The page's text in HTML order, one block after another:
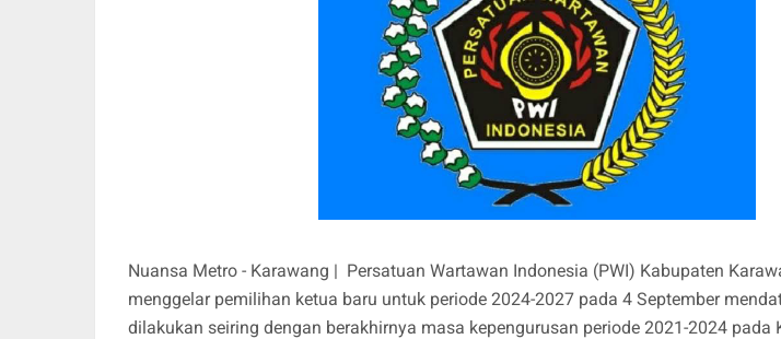
Nuansa Metro - Karawang | Persatuan Wartawan Indonesia (PWI) Kabupaten
menggelar pemilihan ketua baru untuk periode 2024-2027 pada 4 September
dilakukan seiring dengan berakhirnya masa kepengurusan periode 2021-2024